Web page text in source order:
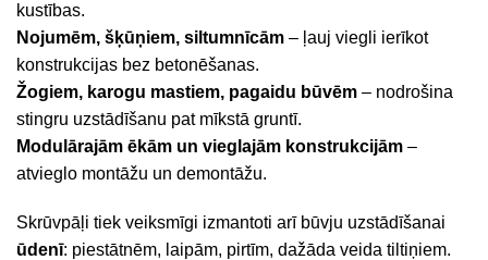
kustības.
Nojumēm, šķūņiem, siltumnīcām – ļauj viegli ierīkot
konstrukcijas bez betonēšanas.
Žogiem, karogu mastiem, pagaidu būvēm – nodrošina
stingru uzstādīšanu pat mīkstā gruntī.
Modulārajām ēkām un vieglajām konstrukcijām –
atvieglo montāžu un demontāžu.
Skrūvpāļi tiek veiksmīgi izmantoti arī būvju uzstādīšanai
ūdenī: piestātnēm, laipām, pirtīm, dažāda veida tiltiņiem.